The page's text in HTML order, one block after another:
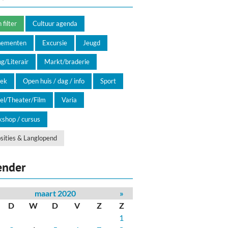
filter Cultuur agenda
Excursie Jeugd
Literair Markt/braderie
Open huis / dag / info Sport
Theater/Film Varia
/ cursus
& Langlopend
maart 2020
»
D W D V Z
Z
1